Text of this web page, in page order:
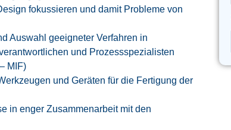
fokussieren und damit Probleme von
Auswahl geeigneter Verfahren in
und Prozessspezialisten
MIF)
und Geräten für die Fertigung der
in enger Zusammenarbeit mit den